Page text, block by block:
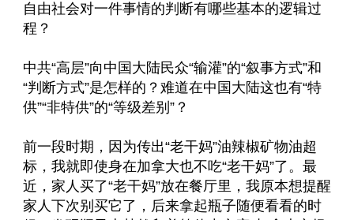
自由社会对一件事情的判断有哪些基本的逻辑过
程？
中共“高层”向中国大陆民众“输灌”的“叙事方式”和
“判断方式”是怎样的？难道在中国大陆这也有“特
供”“非特供”的“等级差别”？
前一段时期，因为传出“老干妈”油辣椒矿物油超
标，我就即使身在加拿大也不吃“老干妈”了。最
近，家人买了“老干妈”放在餐厅里，我原本想提醒
家人下次别买它了，后来拿起瓶子随便看看的时